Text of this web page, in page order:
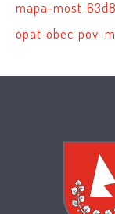
mapa-
opat-obec-pov-